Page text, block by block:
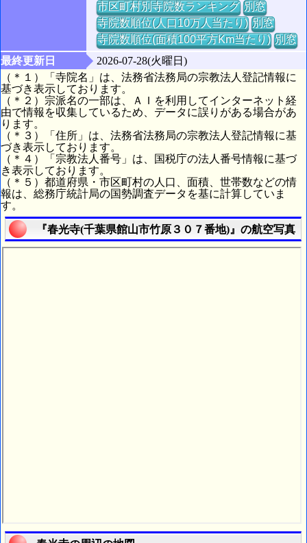
市区町村別寺院数ランキング 別窓
寺院数順位(人口10万人当たり) 別窓
寺院数順位(面積100平方Km当たり) 別窓
最終更新日
2026-07-28(火曜日)
（＊１）「寺院名」は、法務省法務局の宗教法人登記情報に
基づき表示しております。
（＊２）宗派名の一部は、ＡＩを利用してインターネット経
由で情報を収集しているため、データに誤りがある場合があ
ります。
（＊３）「住所」は、法務省法務局の宗教法人登記情報に基
づき表示しております。
（＊４）「宗教法人番号」は、国税庁の法人番号情報に基づ
き表示しております。
（＊５）都道府県・市区町村の人口、面積、世帯数などの情
報は、総務庁統計局の国勢調査データを基に計算していま
す。
『春光寺(千葉県館山市竹原３０７番地)』の航空写真